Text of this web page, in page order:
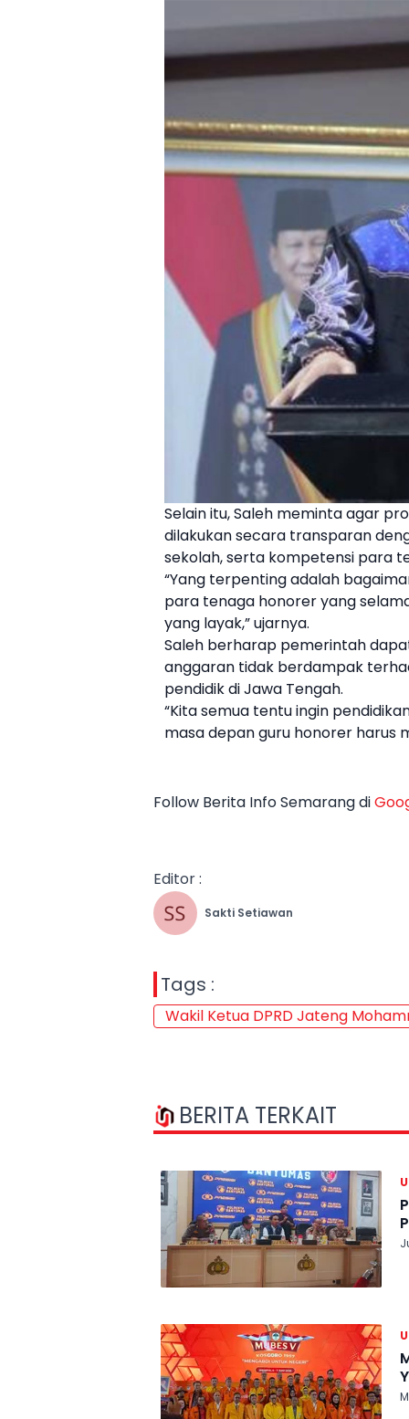
Selain itu, Saleh meminta agar
dilakukan secara transparan
sekolah, serta kompetensi para
“Yang terpenting adalah
para tenaga honorer yang
yang layak,” ujarnya.
Saleh berharap pemerintah
anggaran tidak berdampak
pendidik di Jawa Tengah.
“Kita semua tentu ingin
masa depanguru honorer harus
Follow Berita Info Semarang di
Editor :
Sakti Setiawan
Tags :
Wakil Ketua DPRD Jateng
BERITA TERKAIT